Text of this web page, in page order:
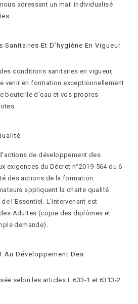
adressant un mail individualisé
Sanitaires Et D’hygiène En Vigueur
conditions sanitaires en vigueur,
venir en formation exceptionnellement
bouteille d’eau et vos propres
de développement des
exigences du Décret n°2019-564 du 6
des actions de la formation
appliquent la charte qualité
l’Essentiel. L’intervenant est
Adultes (copie des diplômes et
demande).
Au Développement Des
selon les articles L.633-1 et 6313-2